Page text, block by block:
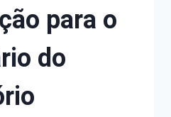
para o
do